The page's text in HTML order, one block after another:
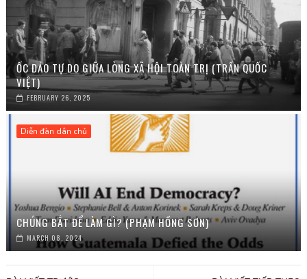
ỐC ĐẢO TỰ DO GIỮA LÒNG XÃ HỘI TOÀN TRỊ (TRẦN QUỐC
VIỆT)
FEBRUARY 26, 2025
Diễn đàn dân chủ
CHÚNG BẮT ĐỂ LÀM GÌ? (PHẠM HỒNG SƠN)
MARCH 08, 2024